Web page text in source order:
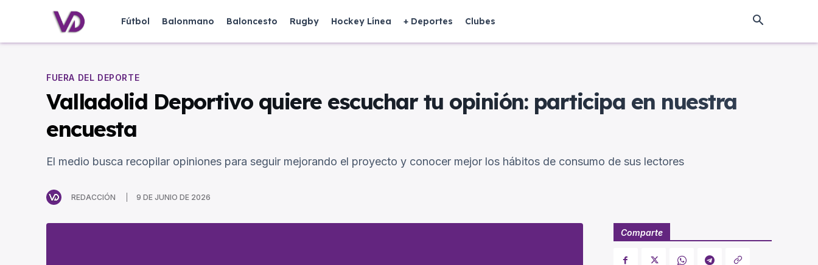
Fútbol Balonmano Baloncesto Rugby Hockey Línea + Deportes Clubes
FUERA DEL DEPORTE
Valladolid Deportivo quiere escuchar tu opinión: participa en nuestra
encuesta
El medio busca recopilar opiniones para seguir mejorando el proyecto y conocer mejor los hábitos de consumo de sus lectores
REDACCIÓN 9 DE JUNIO DE 2026
Comparte